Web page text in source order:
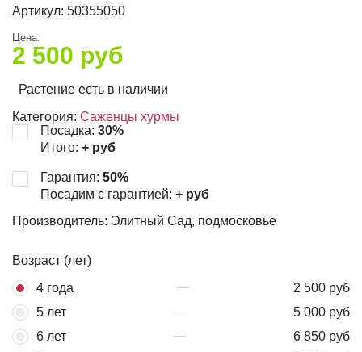
Артикул: 50355050
Цена:
2 500 руб
Растение есть в наличии
Категория: Саженцы хурмы
Посадка: 30%
Итого: + руб
Гарантия: 50%
Посадим с гарантией: + руб
Производитель: Элитный Сад, подмосковье
Возраст (лет)
4 года
2 500 руб
5 лет
5 000 руб
6 лет
6 850 руб